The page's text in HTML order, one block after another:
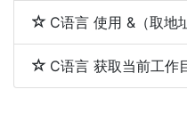
C语言 使用 &（取地
C语言 获取当前工作